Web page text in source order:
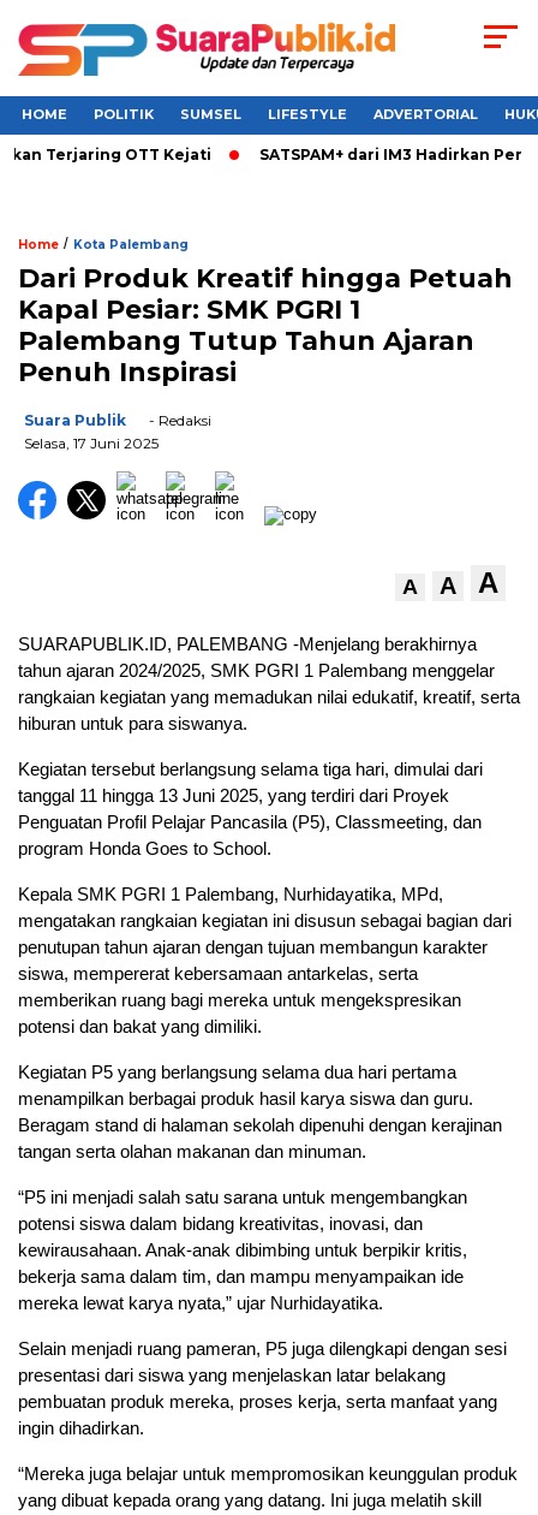
HOME POLITIK SUMSEL LIFESTYLE ADVERTORIAL
Terjaring OTT Kejati SATSPAM+ dari IM3 Hadirkan
Home / Kota Palembang
Dari Produk Kreatif hingga Petuah
Kapal Pesiar: SMK PGRI 1
Palembang Tutup Tahun Ajaran
Penuh Inspirasi
Suara Publik
- Redaksi
Selasa, 17 Juni 2025
A A A
SUARAPUBLIK.ID, PALEMBANG -Menjelang berakhirnya
tahun ajaran 2024/2025, SMK PGRI 1 Palembang menggelar
rangkaian kegiatan yang memadukan nilai edukatif, kreatif, serta
hiburan untuk para siswanya.
Kegiatan tersebut berlangsung selama tiga hari, dimulai dari
tanggal 11 hingga 13 Juni 2025, yang terdiri dari Proyek
Penguatan Profil Pelajar Pancasila (P5), Classmeeting, dan
program Honda Goes to School.
Kepala SMK PGRI 1 Palembang, Nurhidayatika, MPd,
mengatakan rangkaian kegiatan ini disusun sebagai bagian dari
penutupan tahun ajaran dengan tujuan membangun karakter
siswa, mempererat kebersamaan antarkelas, serta
memberikan ruang bagi mereka untuk mengekspresikan
potensi dan bakat yang dimiliki.
Kegiatan P5 yang berlangsung selama dua hari pertama
menampilkan berbagai produk hasil karya siswa dan guru.
Beragam stand di halaman sekolah dipenuhi dengan kerajinan
tangan serta olahan makanan dan minuman.
“P5 ini menjadi salah satu sarana untuk mengembangkan
potensi siswa dalam bidang kreativitas, inovasi, dan
kewirausahaan. Anak-anak dibimbing untuk berpikir kritis,
bekerja sama dalam tim, dan mampu menyampaikan ide
mereka lewat karya nyata,” ujar Nurhidayatika.
Selain menjadi ruang pameran, P5 juga dilengkapi dengan sesi
presentasi dari siswa yang menjelaskan latar belakang
pembuatan produk mereka, proses kerja, serta manfaat yang
ingin dihadirkan.
“Mereka juga belajar untuk mempromosikan keunggulan produk
yang dibuat kepada orang yang datang. Ini juga melatih skill